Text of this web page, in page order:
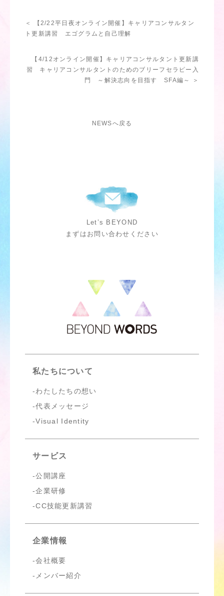
＜ 【2/22平日夜オンライン開催】キャリアコンサルタン
ト更新講習 エゴグラムと自己理解
【4/12オンライン開催】キャリアコンサルタント更新講
習 キャリアコンサルタントのためのブリーフセラピー入
門 ～解決志向を目指す SFA編～ ＞
NEWSへ戻る
Let’s BEYOND
まずはお問い合わせください
私たちについて
わたしたちの想い
代表メッセージ
Visual Identity
サービス
公開講座
企業研修
CC技能更新講習
企業情報
会社概要
メンバー紹介